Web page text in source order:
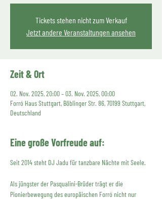
Tickets stehen nicht zum Verkauf
Jetzt andere Veranstaltungen ansehen
Zeit & Ort
02. Nov. 2025, 20:00 – 03. Nov. 2025, 00:00
Forró Haus Stuttgart, Böblinger Str. 86, 70199 Stuttgart,
Deutschland
Eine große Vorfreude auf:
Seit 2014 steht DJ Jadu für tanzbare Nächte mit Seele.
Als jüngster der Pasqualini-Brüder trägt er die
Pionierbewegung des europäischen Forró nicht nur